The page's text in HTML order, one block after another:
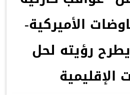
الأميركية-
رؤيته لحل
الإقليمية